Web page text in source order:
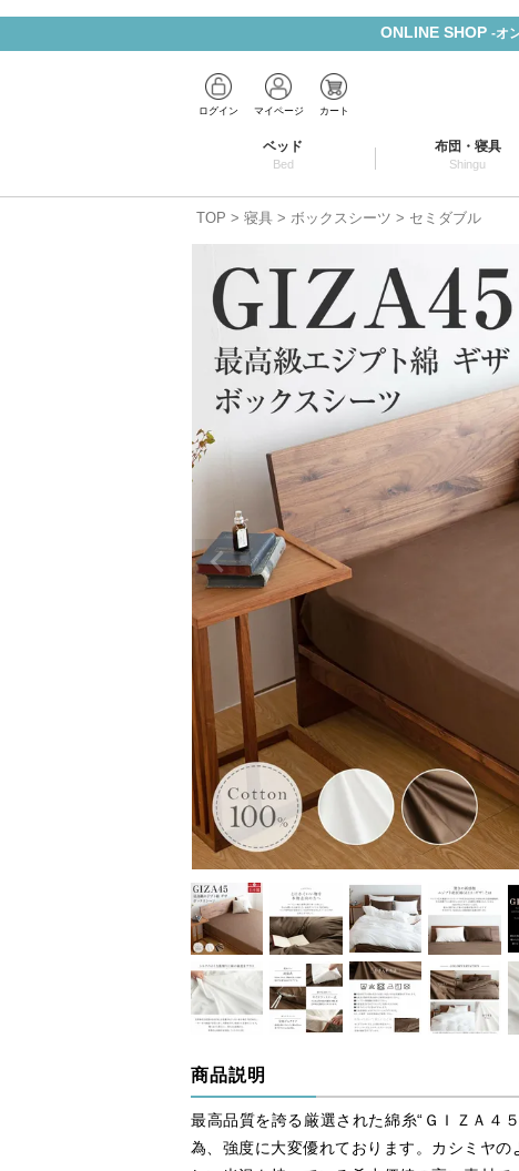
ONLINE SHOP -オ
ログイン マイページ カート
ベッド
Bed
布団・寝具
Shingu
TOP 寝具 ボックスシーツ セミダブル
商品説明
最高品質を誇る厳選された綿糸“ＧＩＺＡ４
為、強度に大変優れております。カシミヤ